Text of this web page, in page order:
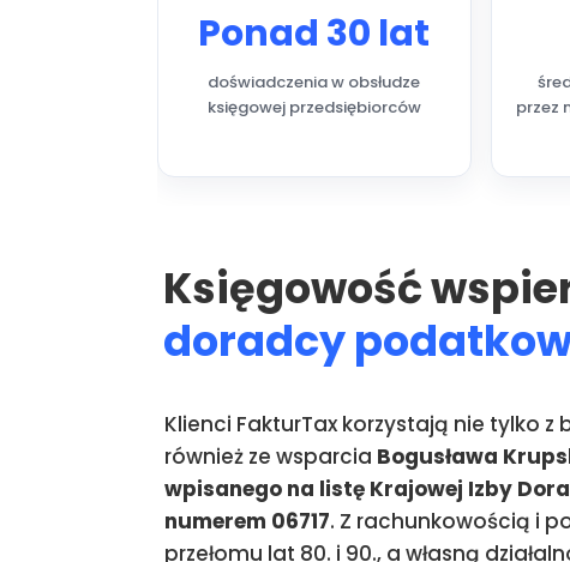
Ponad 30 lat
doświadczenia w obsłudze
księgowej przedsiębiorców
przez
Księgowość
doradcy
Klienci FakturTax korzystają nie tylko z
również ze wsparcia Bogusława
wpisanego na listę Krajowej Izby
numerem 06717. Z rachunkowością i
przełomu lat 80. i 90., a własną